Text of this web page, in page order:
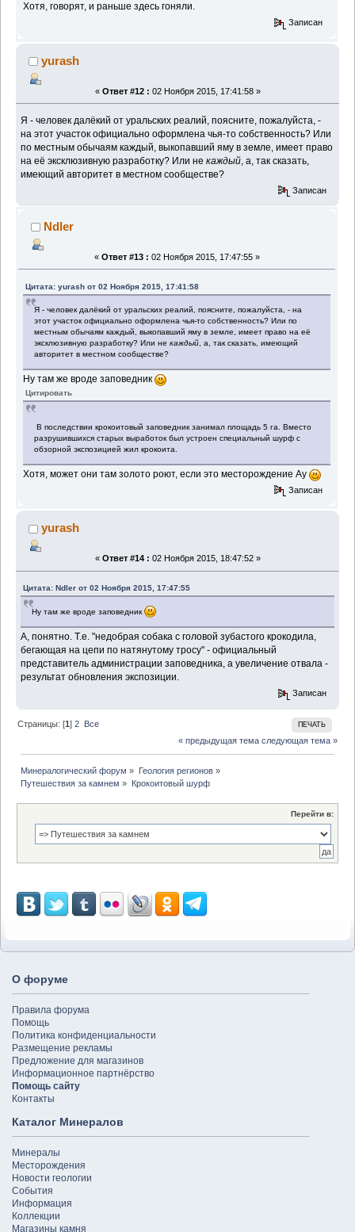
Хотя, говорят, и раньше здесь гоняли.
Записан
yurash
« Ответ #12 : 02 Ноября 2015, 17:41:58 »
Я - человек далёкий от уральских реалий, поясните, пожалуйста, -
на этот участок официально оформлена чья-то собственность? Или
по местным обычаям каждый, выкопавший яму в земле, имеет право
на её эксклюзивную разработку? Или некаждый , а, так сказать,
имеющий авторитет в местном сообществе?
Записан
Ndler
« Ответ #13 : 02 Ноября 2015, 17:47:55 »
Цитата: yurash от 02 Ноября 2015, 17:41:58
Я - человек далёкий от уральских реалий, поясните, пожалуйста, - на
этот участок официально оформлена чья-то собственность? Или по
местным обычаям каждый, выкопавший яму в земле, имеет право на её
эксклюзивную разработку? Или некаждый , а, так сказать, имеющий
авторитет в местном сообществе?
Ну там же вроде заповедник
Цитировать
В последствии крокоитовый заповедник занимал площадь 5 га. Вместо
разрушившихся старых выработок был устроен специальный шурф с
обзорной экспозицией жил крокоита.
Хотя, может они там золото роют, если это месторождение Ау
Записан
yurash
« Ответ #14 : 02 Ноября 2015, 18:47:52 »
Цитата: Ndler от 02 Ноября 2015, 17:47:55
Ну там же вроде заповедник
А, понятно. Т.е. "недобрая собака с головой зубастого крокодила,
бегающая на цепи по натянутому тросу" - официальный
представитель администрации заповедника, а увеличение отвала -
результат обновления экспозиции.
Записан
ПЕЧАТЬ
Страницы: [1]2 Все
« предыдущая тема следующая тема »
Минералогический форум » Геология регионов»
Путешествия за камнем » Крокоитовый шурф
Перейти в:
О форуме
Правила форума
Помощь
Политика конфиденциальности
Размещение рекламы
Предложение для магазинов
Информационное партнёрство
Помощь сайту
Контакты
Каталог Минералов
Минералы
Месторождения
Новости геологии
События
Информация
Коллекции
Магазины камня